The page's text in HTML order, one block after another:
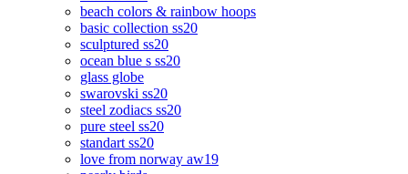
beach colors & rainbow hoops
basic collection ss20
sculptured ss20
ocean blue s ss20
glass globe
swarovski ss20
steel zodiacs ss20
pure steel ss20
standart ss20
love from norway aw19